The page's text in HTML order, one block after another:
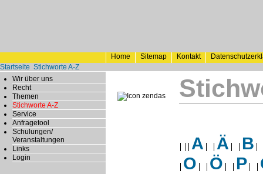
Home Sitemap Kontakt
Startseite Stichworte A-Z
Wir über uns
Recht
Themen
Stichworte A-Z
Service
Anfragetool
Schulungen/
Veranstaltungen
Links
Login
A Ä
B
O
Ö P